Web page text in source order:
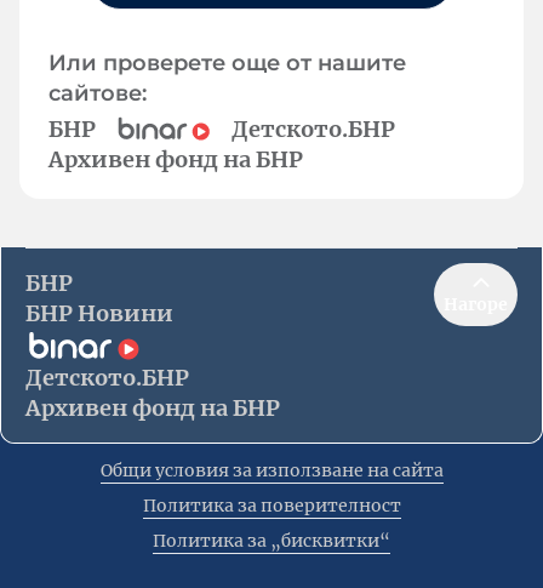
Или проверете още от нашите
сайтове:
БНР
Детското.БНР
Архивен фонд на БНР
БНР
БНР Новини
Детското.БНР
Архивен фонд на БНР
Общи условия за използване на сайта
Политика за поверителност
Политика за „бисквитки“